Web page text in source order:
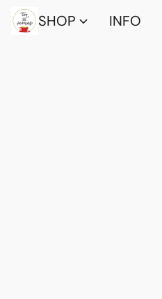
SHOP INFO